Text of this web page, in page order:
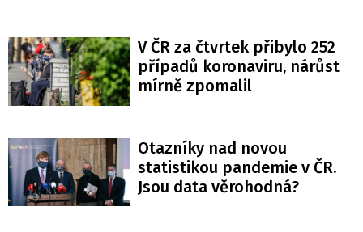
V ČR za čtvrtek přibylo 252
případů koronaviru, nárůst
mírně zpomalil
Otazníky nad novou
statistikou pandemie v ČR.
Jsou data věrohodná?